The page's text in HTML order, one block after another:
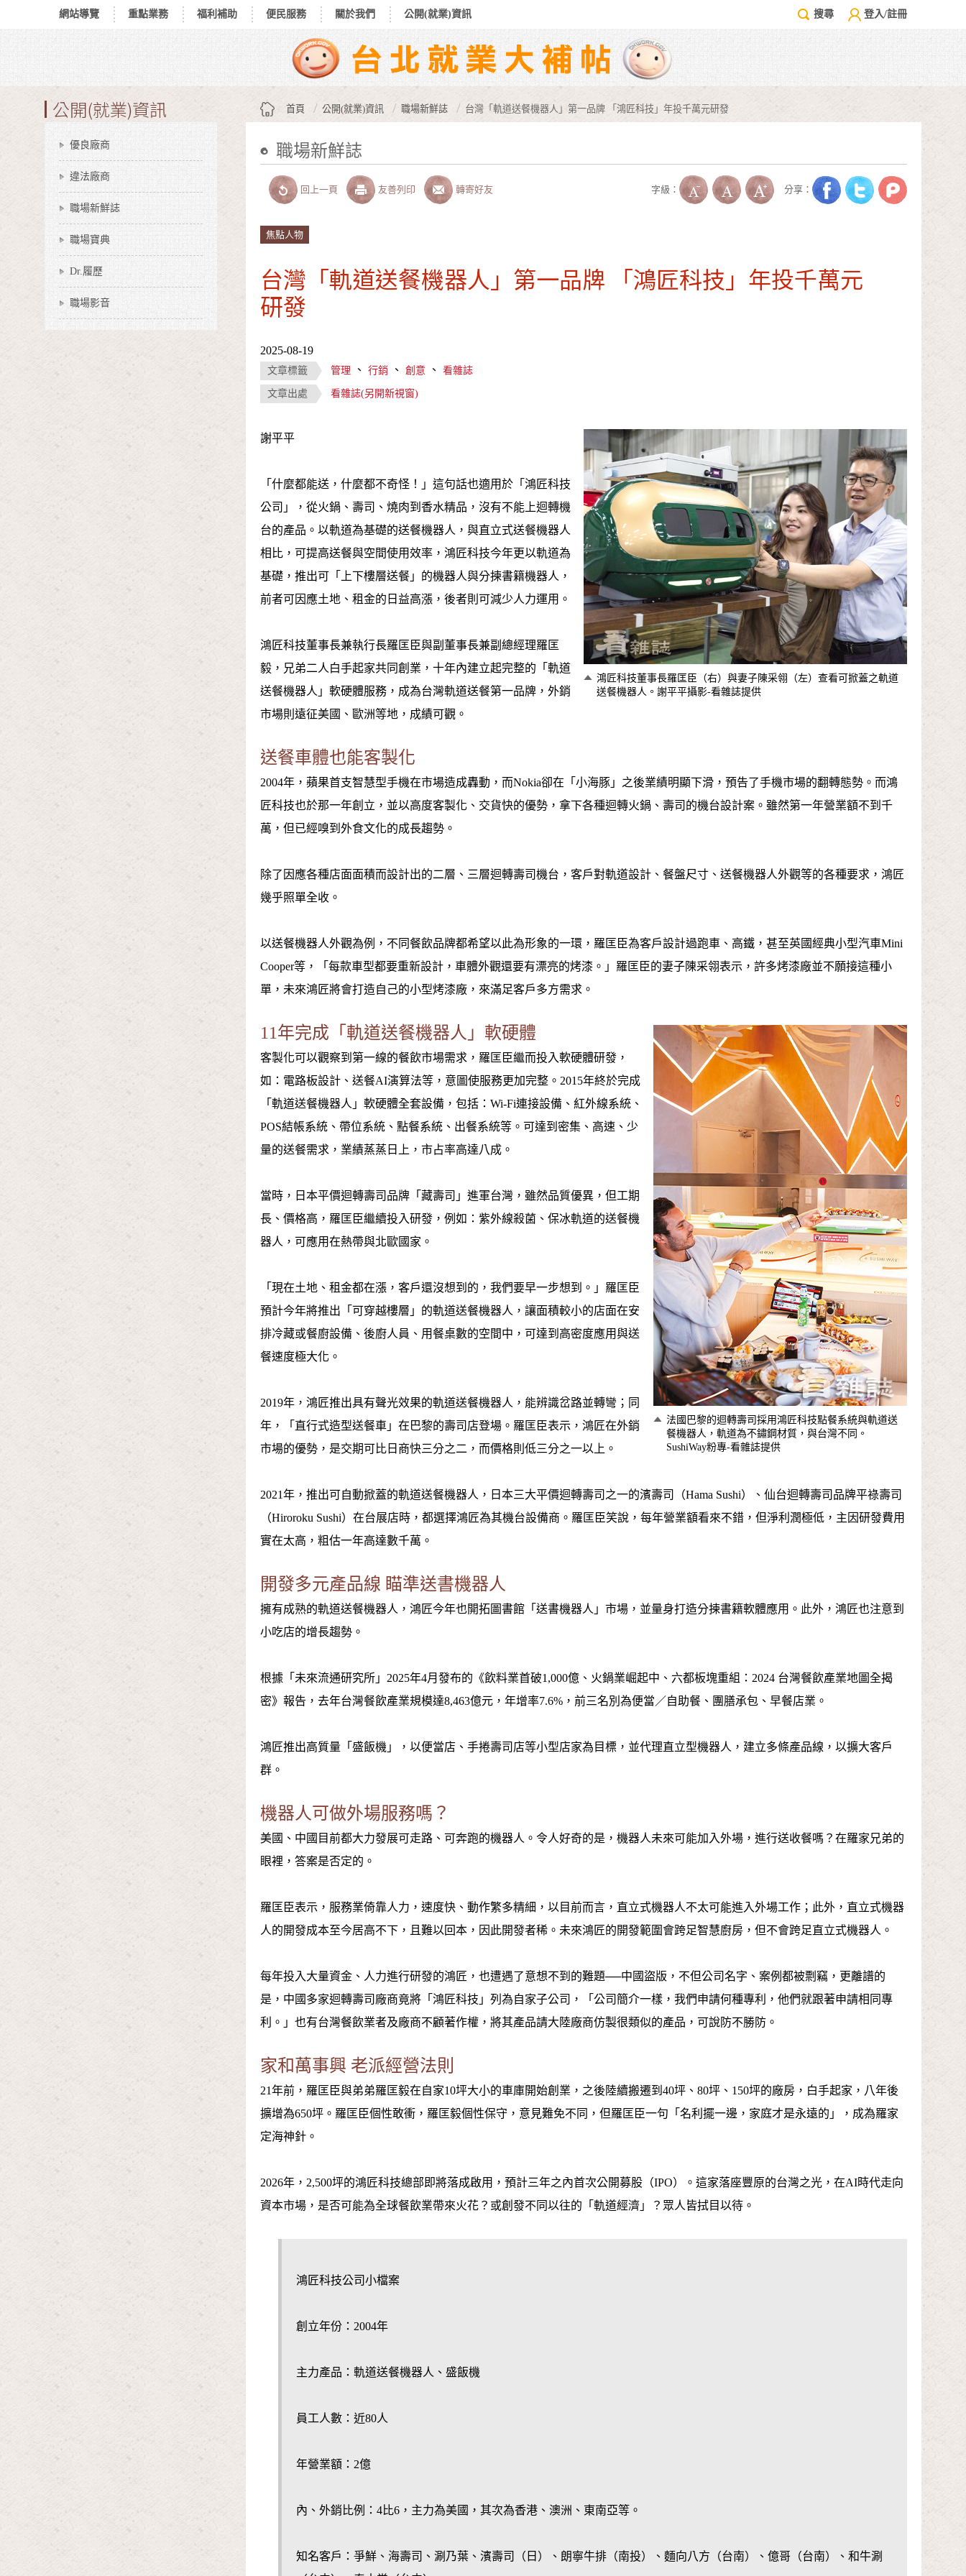
跳到主要內容區塊
網站導覽 重點業務 福利補助 便民服務 關於我們 公開(就業)資訊 搜尋 登入/註冊
公開(就業)資訊
優良廠商
違法廠商
職場新鮮誌
職場寶典
Dr.履歷
職場影音
首頁 公開(就業)資訊 職場新鮮誌 台灣「軌道送餐機器人」第一品牌 「鴻匠科技」年投千萬元研發
職場新鮮誌
回上一頁 友善列印 轉寄好友 字級： 分享：
焦點人物
台灣「軌道送餐機器人」第一品牌 「鴻匠科技」年投千萬元
研發
2025-08-19
文章標籤 管理 、 行銷 、 創意 、 看雜誌
文章出處 看雜誌(另開新視窗)
鴻匠科技董事長羅匡臣（右）與妻子陳采翎（左）查看可掀蓋之軌道
送餐機器人。謝平平攝影-看雜誌提供
謝平平
「什麼都能送，什麼都不奇怪！」這句話也適用於「鴻匠科技
公司」，從火鍋、壽司、燒肉到香水精品，沒有不能上迴轉機
台的產品。以軌道為基礎的送餐機器人，與直立式送餐機器人
相比，可提高送餐與空間使用效率，鴻匠科技今年更以軌道為
基礎，推出可「上下樓層送餐」的機器人與分揀書籍機器人，
前者可因應土地、租金的日益高漲，後者則可減少人力運用。
鴻匠科技董事長兼執行長羅匡臣與副董事長兼副總經理羅匡
毅，兄弟二人白手起家共同創業，十年內建立起完整的「軌道
送餐機器人」軟硬體服務，成為台灣軌道送餐第一品牌，外銷
市場則遠征美國、歐洲等地，成績可觀。
送餐車體也能客製化
2004年，蘋果首支智慧型手機在市場造成轟動，而Nokia卻在「小海豚」之後業績明顯下滑，預告了手機市場的翻轉態勢。而鴻
匠科技也於那一年創立，並以高度客製化、交貨快的優勢，拿下各種迴轉火鍋、壽司的機台設計案。雖然第一年營業額不到千
萬，但已經嗅到外食文化的成長趨勢。
除了因應各種店面面積而設計出的二層、三層迴轉壽司機台，客戶對軌道設計、餐盤尺寸、送餐機器人外觀等的各種要求，鴻匠
幾乎照單全收。
以送餐機器人外觀為例，不同餐飲品牌都希望以此為形象的一環，羅匡臣為客戶設計過跑車、高鐵，甚至英國經典小型汽車Mini
Cooper等，「每款車型都要重新設計，車體外觀還要有漂亮的烤漆。」羅匡臣的妻子陳采翎表示，許多烤漆廠並不願接這種小
單，未來鴻匠將會打造自己的小型烤漆廠，來滿足客戶多方需求。
法國巴黎的迴轉壽司採用鴻匠科技點餐系統與軌道送
餐機器人，軌道為不鏽鋼材質，與台灣不同。
SushiWay粉專-看雜誌提供
11年完成「軌道送餐機器人」軟硬體
客製化可以觀察到第一線的餐飲市場需求，羅匡臣繼而投入軟硬體研發，
如：電路板設計、送餐AI演算法等，意圖使服務更加完整。2015年終於完成
「軌道送餐機器人」軟硬體全套設備，包括：Wi-Fi連接設備、紅外線系統、
POS結帳系統、帶位系統、點餐系統、出餐系統等。可達到密集、高速、少
量的送餐需求，業績蒸蒸日上，市占率高達八成。
當時，日本平價迴轉壽司品牌「藏壽司」進軍台灣，雖然品質優異，但工期
長、價格高，羅匡臣繼續投入研發，例如：紫外線殺菌、保冰軌道的送餐機
器人，可應用在熱帶與北歐國家。
「現在土地、租金都在漲，客戶還沒想到的，我們要早一步想到。」羅匡臣
預計今年將推出「可穿越樓層」的軌道送餐機器人，讓面積較小的店面在安
排冷藏或餐廚設備、後廚人員、用餐桌數的空間中，可達到高密度應用與送
餐速度極大化。
2019年，鴻匠推出具有聲光效果的軌道送餐機器人，能辨識岔路並轉彎；同
年，「直行式造型送餐車」在巴黎的壽司店登場。羅匡臣表示，鴻匠在外銷
市場的優勢，是交期可比日商快三分之二，而價格則低三分之一以上。
2021年，推出可自動掀蓋的軌道送餐機器人，日本三大平價迴轉壽司之一的濱壽司（Hama Sushi）、仙台迴轉壽司品牌平祿壽司
（Hiroroku Sushi）在台展店時，都選擇鴻匠為其機台設備商。羅匡臣笑說，每年營業額看來不錯，但淨利潤極低，主因研發費用
實在太高，粗估一年高達數千萬。
開發多元產品線 瞄準送書機器人
擁有成熟的軌道送餐機器人，鴻匠今年也開拓圖書館「送書機器人」市場，並量身打造分揀書籍軟體應用。此外，鴻匠也注意到
小吃店的增長趨勢。
根據「未來流通研究所」2025年4月發布的《飲料業首破1,000億、火鍋業崛起中、六都板塊重組：2024 台灣餐飲產業地圖全揭
密》報告，去年台灣餐飲產業規模達8,463億元，年增率7.6%，前三名別為便當／自助餐、團膳承包、早餐店業。
鴻匠推出高質量「盛飯機」，以便當店、手捲壽司店等小型店家為目標，並代理直立型機器人，建立多條產品線，以擴大客戶
群。
機器人可做外場服務嗎？
美國、中國目前都大力發展可走路、可奔跑的機器人。令人好奇的是，機器人未來可能加入外場，進行送收餐嗎？在羅家兄弟的
眼裡，答案是否定的。
羅匡臣表示，服務業倚靠人力，速度快、動作繁多精細，以目前而言，直立式機器人不太可能進入外場工作；此外，直立式機器
人的開發成本至今居高不下，且難以回本，因此開發者稀。未來鴻匠的開發範圍會跨足智慧廚房，但不會跨足直立式機器人。
每年投入大量資金、人力進行研發的鴻匠，也遭遇了意想不到的難題──中國盜版，不但公司名字、案例都被剽竊，更離譜的
是，中國多家迴轉壽司廠商竟將「鴻匠科技」列為自家子公司，「公司簡介一樣，我們申請何種專利，他們就跟著申請相同專
利。」也有台灣餐飲業者及廠商不顧著作權，將其產品請大陸廠商仿製很類似的產品，可說防不勝防。
家和萬事興 老派經營法則
21年前，羅匡臣與弟弟羅匡毅在自家10坪大小的車庫開始創業，之後陸續搬遷到40坪、80坪、150坪的廠房，白手起家，八年後
擴增為650坪。羅匡臣個性敢衝，羅匡毅個性保守，意見難免不同，但羅匡臣一句「名利擺一邊，家庭才是永遠的」，成為羅家
定海神針。
2026年，2,500坪的鴻匠科技總部即將落成啟用，預計三年之內首次公開募股（IPO）。這家落座豐原的台灣之光，在AI時代走向
資本市場，是否可能為全球餐飲業帶來火花？或創發不同以往的「軌道經濟」？眾人皆拭目以待。
鴻匠科技公司小檔案
創立年份：2004年
主力產品：軌道送餐機器人、盛飯機
員工人數：近80人
年營業額：2億
內、外銷比例：4比6，主力為美國，其次為香港、澳洲、東南亞等。
知名客戶：爭鮮、海壽司、涮乃葉、濱壽司（日）、朗寧牛排（南投）、麵向八方（台南）、億哥（台南）、和牛涮